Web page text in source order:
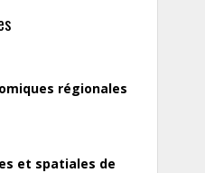
régionales
et spatiales de